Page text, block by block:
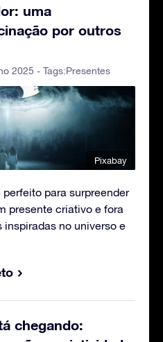
uma
por outros
2025 - Tags:Presentes
Pixabay
para surpreender
presente criativo e fora
inspiradas no universo e
chegando: